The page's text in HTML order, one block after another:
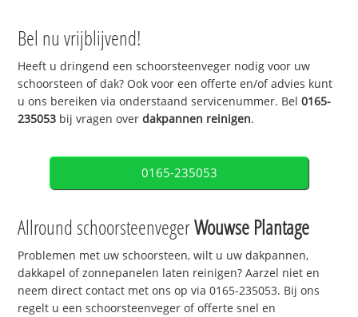
Bel nu vrijblijvend!
Heeft u dringend een schoorsteenveger nodig voor uw
schoorsteen of dak? Ook voor een offerte en/of advies kunt
u ons bereiken via onderstaand servicenummer. Bel0165-
235053 bij vragen overdakpannen reinigen.
0165-235053
Allround schoorsteenvegerWouwse Plantage
Problemen met uw schoorsteen, wilt u uw dakpannen,
dakkapel of zonnepanelen laten reinigen? Aarzel niet en
neem direct contact met ons op via 0165-235053. Bij ons
regelt u een schoorsteenveger of offerte snel en